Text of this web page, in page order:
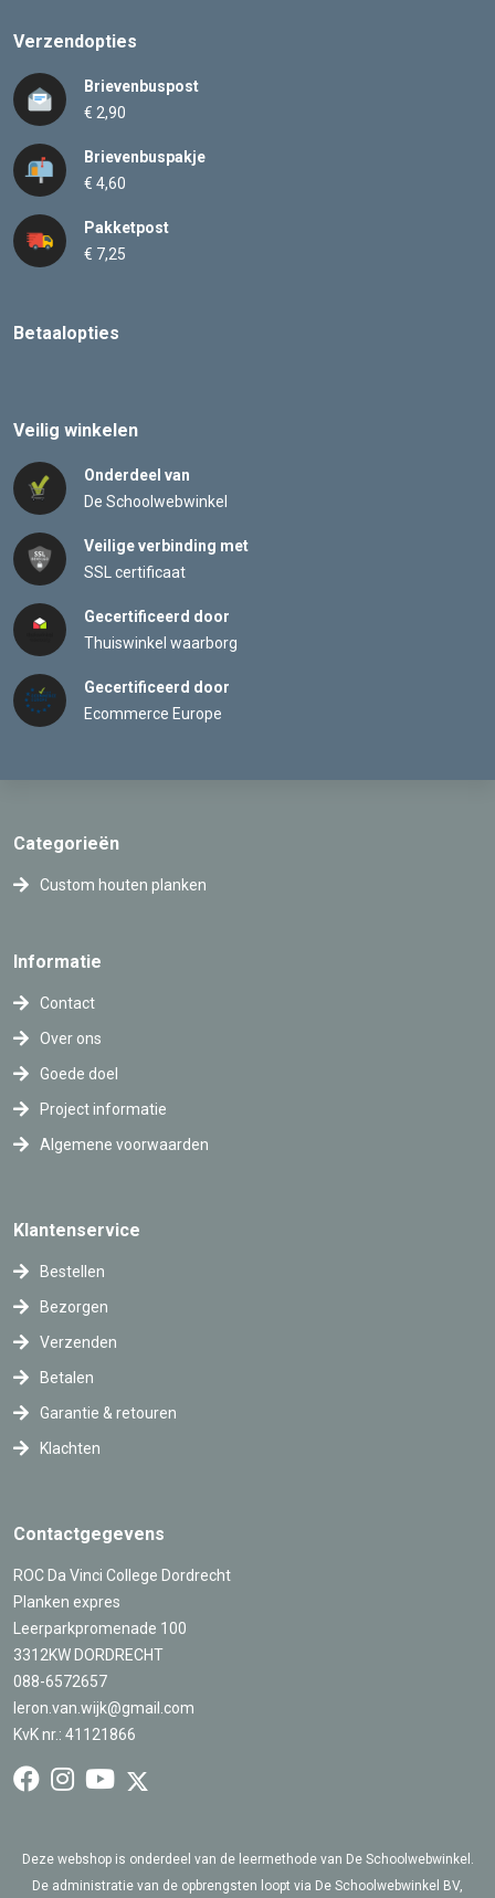
Verzendopties
Brievenbuspost
€ 2,90
Brievenbuspakje
€ 4,60
Pakketpost
€ 7,25
Betaalopties
Veilig winkelen
Onderdeel van
De Schoolwebwinkel
Veilige verbinding met
SSL certificaat
Gecertificeerd door
Thuiswinkel waarborg
Gecertificeerd door
Ecommerce Europe
Categorieën
Custom houten planken
Informatie
Contact
Over ons
Goede doel
Project informatie
Algemene voorwaarden
Klantenservice
Bestellen
Bezorgen
Verzenden
Betalen
Garantie & retouren
Klachten
Contactgegevens
ROC Da Vinci College Dordrecht
Planken expres
Leerparkpromenade 100
3312KW DORDRECHT
088-6572657
leron.van.wijk@gmail.com
KvK nr.: 41121866
Deze webshop is onderdeel van de leermethode van De Schoolwebwinkel.
De administratie van de opbrengsten loopt via De Schoolwebwinkel BV,